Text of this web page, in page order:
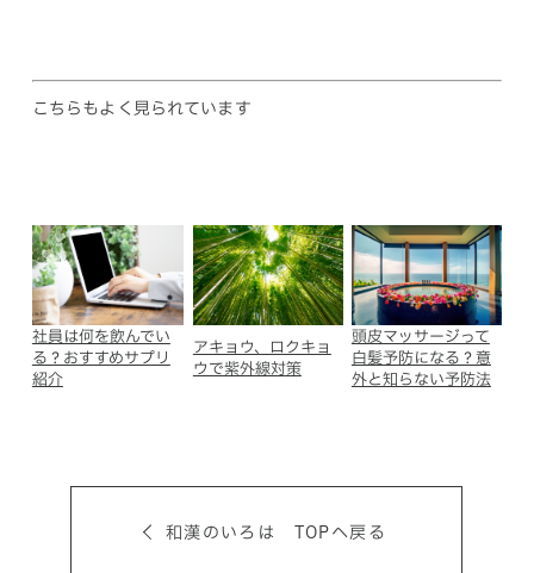
こちらもよく見られています
社員は何を飲んでい
る？おすすめサプリ
紹介
アキョウ、ロクキョ
ウで紫外線対策
頭皮マッサージって
白髪予防になる？意
外と知らない予防法
和漢のいろは TOPへ戻る